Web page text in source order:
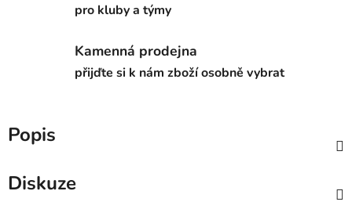
pro kluby a týmy
Kamenná prodejna
přijďte si k nám zboží osobně vybrat
Popis
Diskuze